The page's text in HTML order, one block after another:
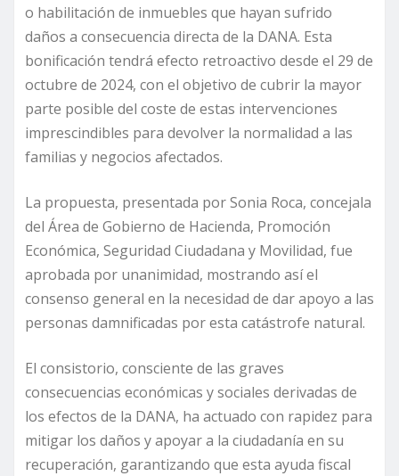
o habilitación de inmuebles que hayan sufrido
daños a consecuencia directa de la DANA. Esta
bonificación tendrá efecto retroactivo desde el 29 de
octubre de 2024, con el objetivo de cubrir la mayor
parte posible del coste de estas intervenciones
imprescindibles para devolver la normalidad a las
familias y negocios afectados.
La propuesta, presentada por Sonia Roca, concejala
del Área de Gobierno de Hacienda, Promoción
Económica, Seguridad Ciudadana y Movilidad, fue
aprobada por unanimidad, mostrando así el
consenso general en la necesidad de dar apoyo a las
personas damnificadas por esta catástrofe natural.
El consistorio, consciente de las graves
consecuencias económicas y sociales derivadas de
los efectos de la DANA, ha actuado con rapidez para
mitigar los daños y apoyar a la ciudadanía en su
recuperación, garantizando que esta ayuda fiscal